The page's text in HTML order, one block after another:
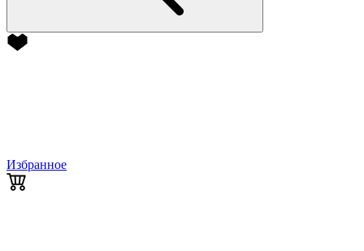
Избранное